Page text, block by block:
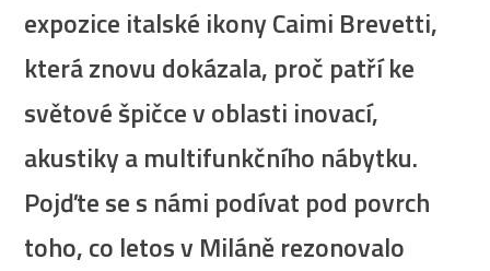
expozice italské ikony Caimi Brevetti,
která znovu dokázala, proč patří ke
světové špičce v oblasti inovací,
akustiky a multifunkčního nábytku.
Pojďte se s námi podívat pod povrch
toho, co letos v Miláně rezonovalo